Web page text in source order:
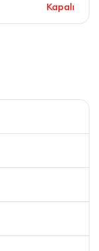
Kapalı